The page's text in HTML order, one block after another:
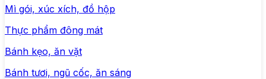
Mì gói, xúc xích, đồ hộp
Thực phẩm đông mát
Bánh kẹo, ăn vặt
Bánh tươi, ngũ cốc, ăn sáng